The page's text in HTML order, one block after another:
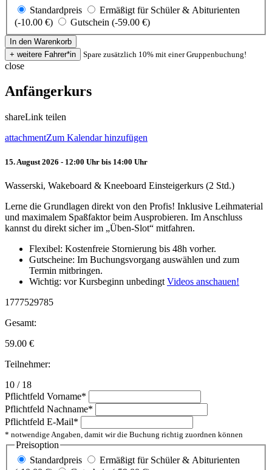
Standardpreis
Ermäßigt für Schüler & Abiturienten
(-10.00 €)
Gutschein (-59.00 €)
Spare zusätzlich 10% mit einer Gruppenbuchung!
close
Anfängerkurs
shareLink teilen
attachmentZum Kalendar hinzufügen
15. August 2026 - 12:00 Uhr bis 14:00 Uhr
Wasserski, Wakeboard & Kneeboard Einsteigerkurs (2 Std.)
Lerne die Grundlagen direkt von den Profis! Inklusive Leihmaterial
und maximalem Spaßfaktor beim Ausprobieren. Im Anschluss
kannst du direkt sicher im „Üben-Slot“ mitfahren.
Flexibel: Kostenfreie Stornierung bis 48h vorher.
Gutscheine: Im Buchungsvorgang auswählen und zum
Termin mitbringen.
Wichtig: vor Kursbeginn unbedingt Videos anschauen!
1777529785
Gesamt:
59.00 €
Teilnehmer:
10 / 18
Pflichtfeld Vorname*
Pflichtfeld Nachname*
Pflichtfeld E-Mail*
* notwendige Angaben, damit wir die Buchung richtig zuordnen können
Preisoption
Standardpreis
Ermäßigt für Schüler & Abiturienten